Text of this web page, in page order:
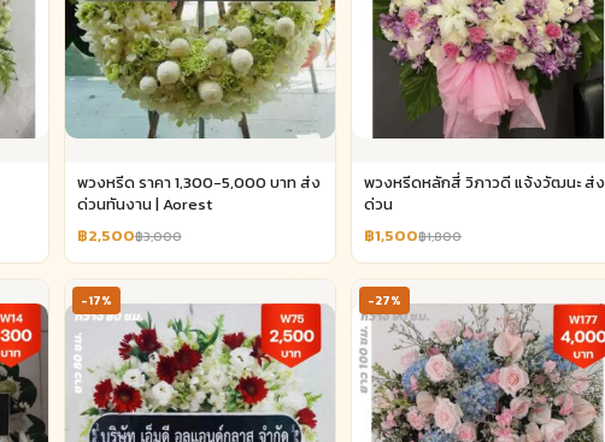
พวงหรีด ราคา 1,300-5,000 บาท ส่ง
ด่วนทันงาน | Aorest
฿2,500฿3,000
พวงหรีดหลักสี่ วิภาวดี แจ้งวัฒนะ ส่ง
ด่วน
฿1,500฿1,800
-17% -27%